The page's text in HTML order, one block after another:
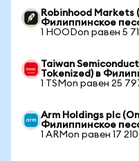
Robinhood Markets
Филиппинское
1 HOODon равен 5
Taiwan
Tokenized) в
1 TSMon равен 25
Arm Holdings plc
Филиппинское
1 ARMon равен 17